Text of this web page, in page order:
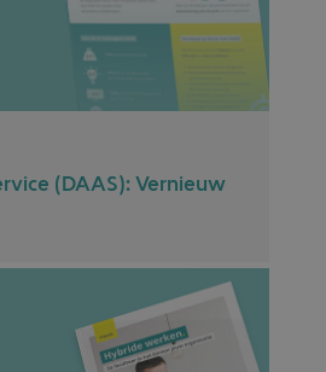
(DAAS): Vernieuw